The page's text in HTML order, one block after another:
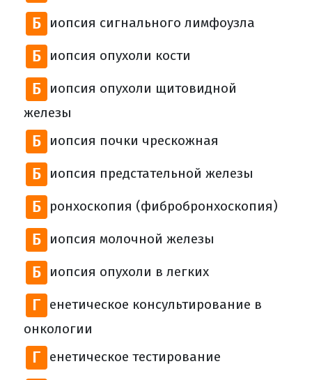
Б иопсия сигнального лимфоузла
Б иопсия опухоли кости
Б
иопсия опухоли щитовидной
железы
Б иопсия почки чрескожная
Б иопсия предстательной железы
Б ронхоскопия (фибробронхоскопия)
Б иопсия молочной железы
Б иопсия опухоли в легких
Г
енетическое консультирование в
онкологии
Г енетическое тестирование